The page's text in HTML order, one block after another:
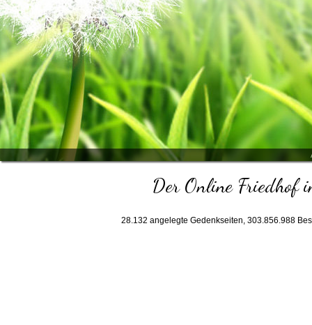
Der Online Friedhof
28.132 angelegte Gedenkseiten, 303.856.988